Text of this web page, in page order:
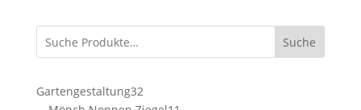
Suche
Gartengestaltung3232